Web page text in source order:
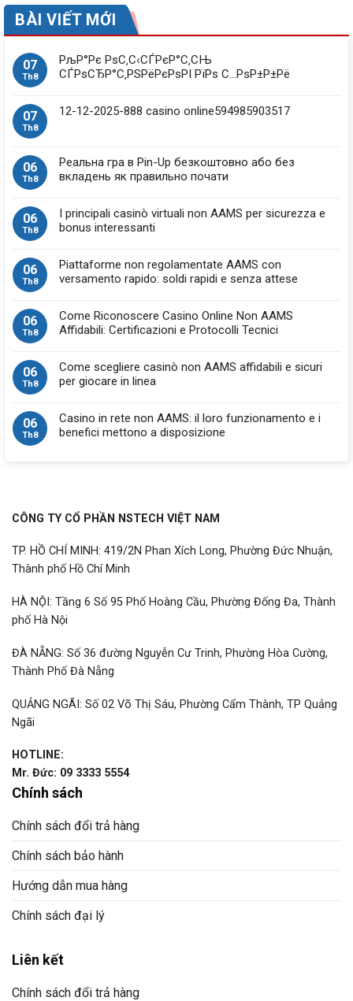
BÀI VIẾT MỚI
07
Th8
РљР°Рє РѕС‚С‹СЃРєР°С‚СЊ
СЃРѕСЂР°С‚РЅРёРєРѕРІ РїРѕ С…РѕР±Р±Рё
07
Th8
12-12-2025-888 casino online594985903517
06
Th8
Реальна гра в Pin-Up безкоштовно або без
вкладень як правильно почати
06
Th8
I principali casinò virtuali non AAMS per sicurezza e
bonus interessanti
06
Th8
Piattaforme non regolamentate AAMS con
versamento rapido: soldi rapidi e senza attese
06
Th8
Come Riconoscere Casino Online Non AAMS
Affidabili: Certificazioni e Protocolli Tecnici
06
Th8
Come scegliere casinò non AAMS affidabili e sicuri
per giocare in linea
06
Th8
Casino in rete non AAMS: il loro funzionamento e i
benefici mettono a disposizione
CÔNG TY CỔ PHẦN NSTECH VIỆT NAM
TP. HỒ CHÍ MINH: 419/2N Phan Xích Long, Phường Đức Nhuận,
Thành phố Hồ Chí Minh
HÀ NỘI: Tầng 6 Số 95 Phố Hoàng Cầu, Phường Đống Đa, Thành
phố Hà Nội
ĐÀ NẴNG: Số 36 đường Nguyễn Cư Trinh, Phường Hòa Cường,
Thành Phố Đà Nẵng
QUẢNG NGÃI: Số 02 Võ Thị Sáu, Phường Cẩm Thành, TP Quảng
Ngãi
HOTLINE:
Mr. Đức: 09 3333 5554
Chính sách
Chính sách đổi trả hàng
Chính sách bảo hành
Hướng dẫn mua hàng
Chính sách đại lý
Liên kết
Chính sách đổi trả hàng